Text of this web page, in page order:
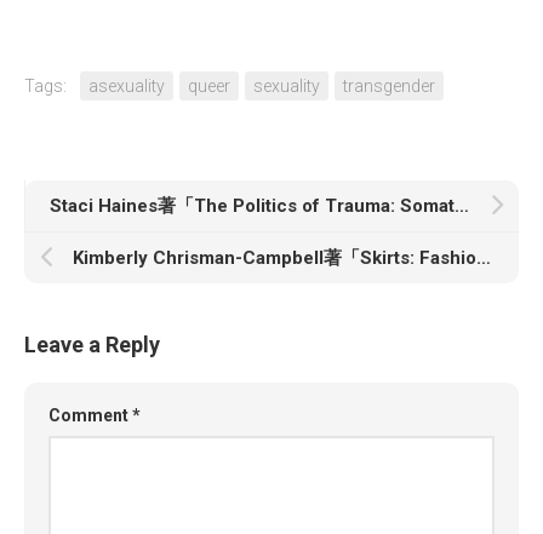
Tags: asexuality queer sexuality transgender
Staci Haines著「The Politics of Trauma: Somatics, Healing, and Social Justice」
Kimberly Chrisman-Campbell著「Skirts: Fashioning Modern Femininity in the Twentieth Century」
Leave a Reply
Comment*